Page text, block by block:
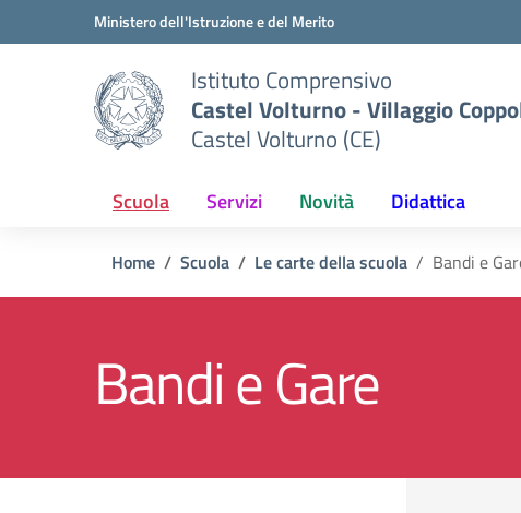
Vai ai contenuti
Vai al menu di navigazioneMinistero dell'Istruzione e del Merito
Istituto Comprensivo
Castel Volturno - Villaggio
Castel Volturno (CE)
Scuola Servizi Novità Didattica
Home Scuola Le carte della scuola Bandi e
Bandi e Gare